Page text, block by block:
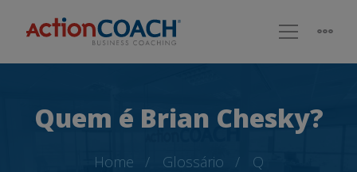
Quem é Brian Chesky?
Home Glossário
Q